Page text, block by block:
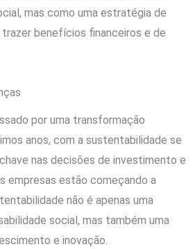
mas como uma estratégia de
benefícios financeiros e de
por uma transformação
anos, com a sustentabilidade se
nas decisões de investimento e
empresas estão começando a
não é apenas uma
social, mas também uma
e inovação.